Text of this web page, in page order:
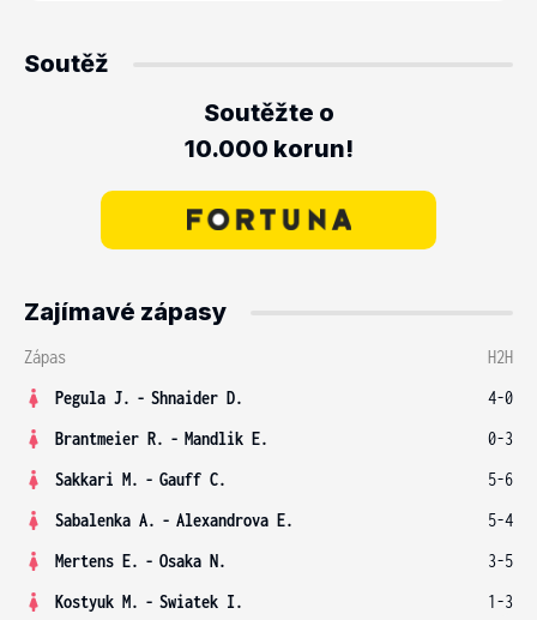
Soutěž
Soutěžte o
10.000 korun!
Zajímavé zápasy
Zápas
H2H
Pegula J. - Shnaider D.
4-0
Brantmeier R. - Mandlik E.
0-3
Sakkari M. - Gauff C.
5-6
Sabalenka A. - Alexandrova E.
5-4
Mertens E. - Osaka N.
3-5
Kostyuk M. - Swiatek I. 1-3